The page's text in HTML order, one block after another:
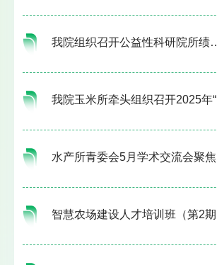
我院组织召开公益性科研院所绩效评价工作培训会
我院玉米所牵头组织召开2025年“中鲜玉”鲜食玉米联合体品种试验培训交流会
水产所青委会5月学术交流会聚焦“植物蛋白替代鱼粉”研究新进展
智慧农场建设人才培训班（第2期）学员到小汤山基地参观